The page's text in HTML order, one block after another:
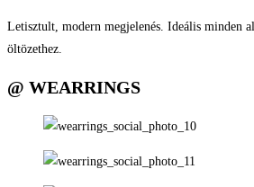
Letisztult, modern megjelenés. Ideális minden
öltözethez.
@ WEARRINGS